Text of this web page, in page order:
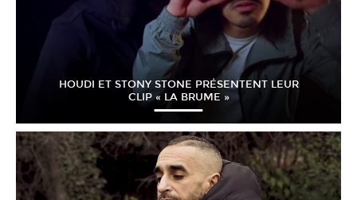
HOUDI ET STONY STONE PRÉSENTENT LEUR
CLIP « LA BRUME »